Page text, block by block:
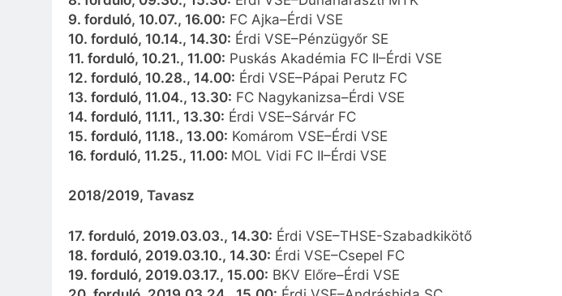
9. forduló, 10.07., 16.00: FC Ajka–Érdi VSE
10. forduló, 10.14., 14.30: Érdi VSE–Pénzügyőr SE
11. forduló, 10.21., 11.00: Puskás Akadémia FC II–Érdi VSE
12. forduló, 10.28., 14.00: Érdi VSE–Pápai Perutz FC
13. forduló, 11.04., 13.30: FC Nagykanizsa–Érdi VSE
14. forduló, 11.11., 13.30: Érdi VSE–Sárvár FC
15. forduló, 11.18., 13.00: Komárom VSE–Érdi VSE
16. forduló, 11.25., 11.00: MOL Vidi FC II–Érdi VSE
2018/2019, Tavasz
17. forduló, 2019.03.03., 14.30: Érdi VSE–THSE-Szabadkikötő
18. forduló, 2019.03.10., 14.30: Érdi VSE–Csepel FC
19. forduló, 2019.03.17., 15.00: BKV Előre–Érdi VSE